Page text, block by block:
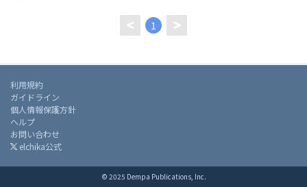
1
利用規約
ガイドライン
個人情報保護方針
ヘルプ
お問い合わせ
elchika公式
© 2025 Dempa Publications, Inc.